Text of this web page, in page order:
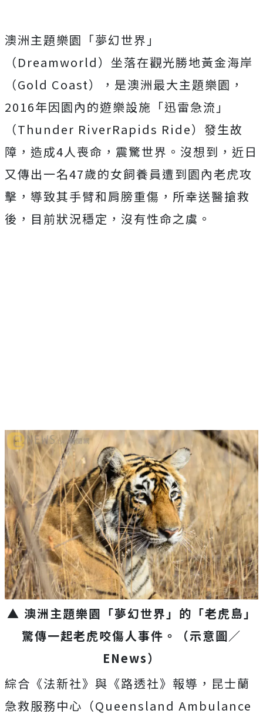
澳洲主題樂園「夢幻世界」
（Dreamworld）坐落在觀光勝地黃金海岸
（Gold Coast），是澳洲最大主題樂園，
2016年因園內的遊樂設施「迅雷急流」
（Thunder RiverRapids Ride）發生故
障，造成4人喪命，震驚世界。沒想到，近日
又傳出一名47歲的女飼養員遭到園內老虎攻
擊，導致其手臂和肩膀重傷，所幸送醫搶救
後，目前狀況穩定，沒有性命之虞。
▲ 澳洲主題樂園「夢幻世界」的「老虎島」
驚傳一起老虎咬傷人事件。（示意圖／
ENews）
綜合《法新社》與《路透社》報導，昆士蘭
急救服務中心（Queensland Ambulance